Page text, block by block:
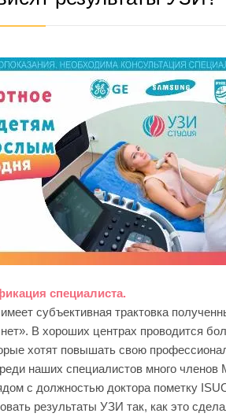
специалиста.
субъективная трактовка
В хороших центрах проводится
хотят повышать свою
наших специалистов много членов
с должностью доктора пометку
результаты УЗИ так, как это